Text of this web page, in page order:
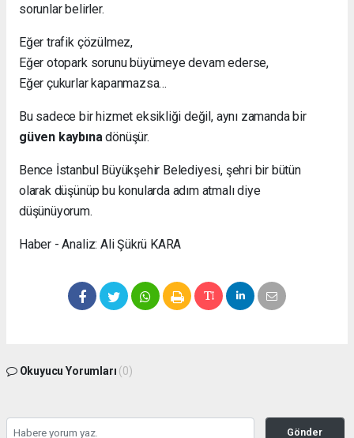
sorunlar belirler.
Eğer trafik çözülmez,
Eğer otopark sorunu büyümeye devam ederse,
Eğer çukurlar kapanmazsa…
Bu sadece bir hizmet eksikliği değil, aynı zamanda bir
güven kaybına dönüşür.
Bence İstanbul Büyükşehir Belediyesi, şehri bir bütün
olarak düşünüp bu konularda adım atmalı diye
düşünüyorum.
Haber - Analiz: Ali Şükrü KARA
Okuyucu Yorumları (0)
Gönder